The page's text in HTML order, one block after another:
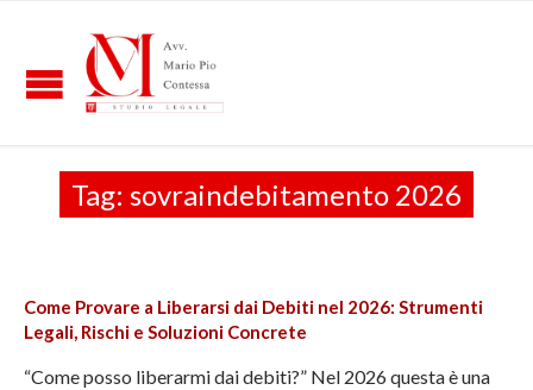
Tag: sovraindebitamento 2026
Come Provare a Liberarsi dai Debiti nel 2026: Strumenti
Legali, Rischi e Soluzioni Concrete
“Come posso liberarmi dai debiti?” Nel 2026 questa è una